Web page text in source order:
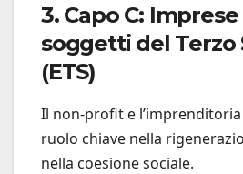
3. Capo C:
soggetti del Terzo
(ETS)
Il non-profit e
ruolo chiave nella
nella coesione sociale.